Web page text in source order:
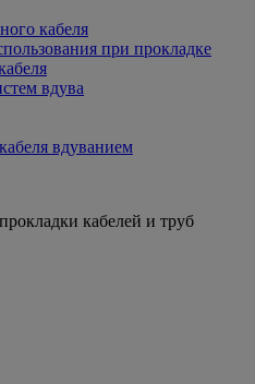
кабеля
при прокладке
вдува
вдуванием
кабелей и труб